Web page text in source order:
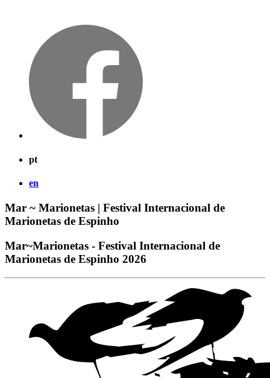
pt
en
Mar ~ Marionetas | Festival Internacional de
Marionetas de Espinho
Mar~Marionetas - Festival Internacional de
Marionetas de Espinho 2026